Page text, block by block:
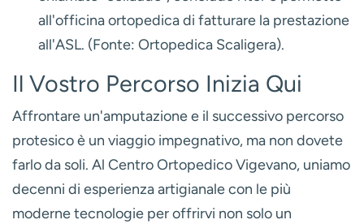
all'officina ortopedica di fatturare la prestazione
all'ASL. (Fonte: Ortopedica Scaligera).
Il Vostro Percorso Inizia Qui
Affrontare un'amputazione e il successivo percorso
protesico è un viaggio impegnativo, ma non dovete
farlo da soli. Al Centro Ortopedico Vigevano, uniamo
decenni di esperienza artigianale con le più
moderne tecnologie per offrirvi non solo un